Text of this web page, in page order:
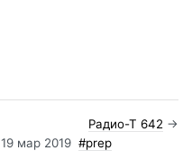
Радио-Т 642 →
19 мар 2019 #prep